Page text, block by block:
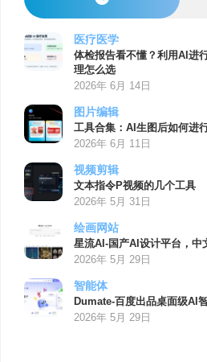
医疗医学
体检报告看不懂？利用AI进
理怎么选
2026年 6月 14日
图片编辑
工具合集：AI生图后如何进
2026年 6月 11日
视频剪辑
文本指令P视频的几个工具
2026年 5月 31日
绘画网站
星流AI-国产AI设计平台，中
2026年 5月 29日
智能体
Dumate-百度出品桌面级AI
2026年 5月 29日